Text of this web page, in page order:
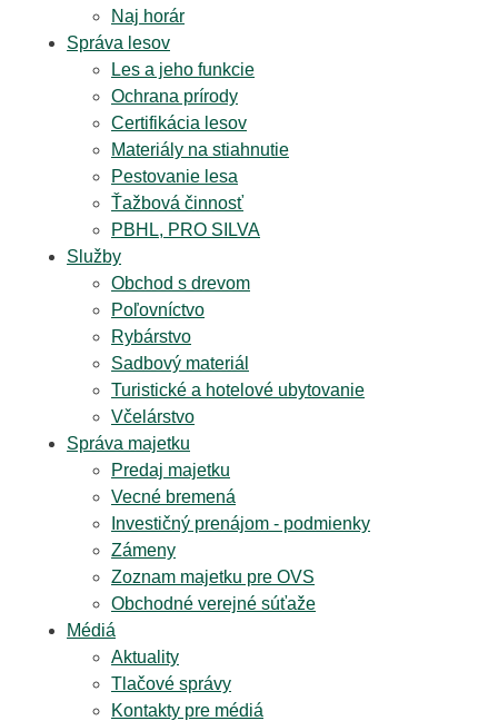
Naj horár
Správa lesov
Les a jeho funkcie
Ochrana prírody
Certifikácia lesov
Materiály na stiahnutie
Pestovanie lesa
Ťažbová činnosť
PBHL, PRO SILVA
Služby
Obchod s drevom
Poľovníctvo
Rybárstvo
Sadbový materiál
Turistické a hotelové ubytovanie
Včelárstvo
Správa majetku
Predaj majetku
Vecné bremená
Investičný prenájom - podmienky
Zámeny
Zoznam majetku pre OVS
Obchodné verejné súťaže
Médiá
Aktuality
Tlačové správy
Kontakty pre médiá